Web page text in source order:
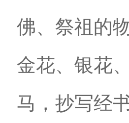
佛、祭祖的
金花、银花
马，抄写经